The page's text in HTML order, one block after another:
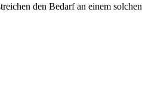
den Bedarf an einem solchen